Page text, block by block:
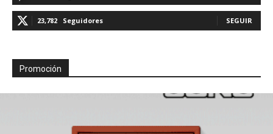
23,782 Seguidores SEGUIR
Promoción